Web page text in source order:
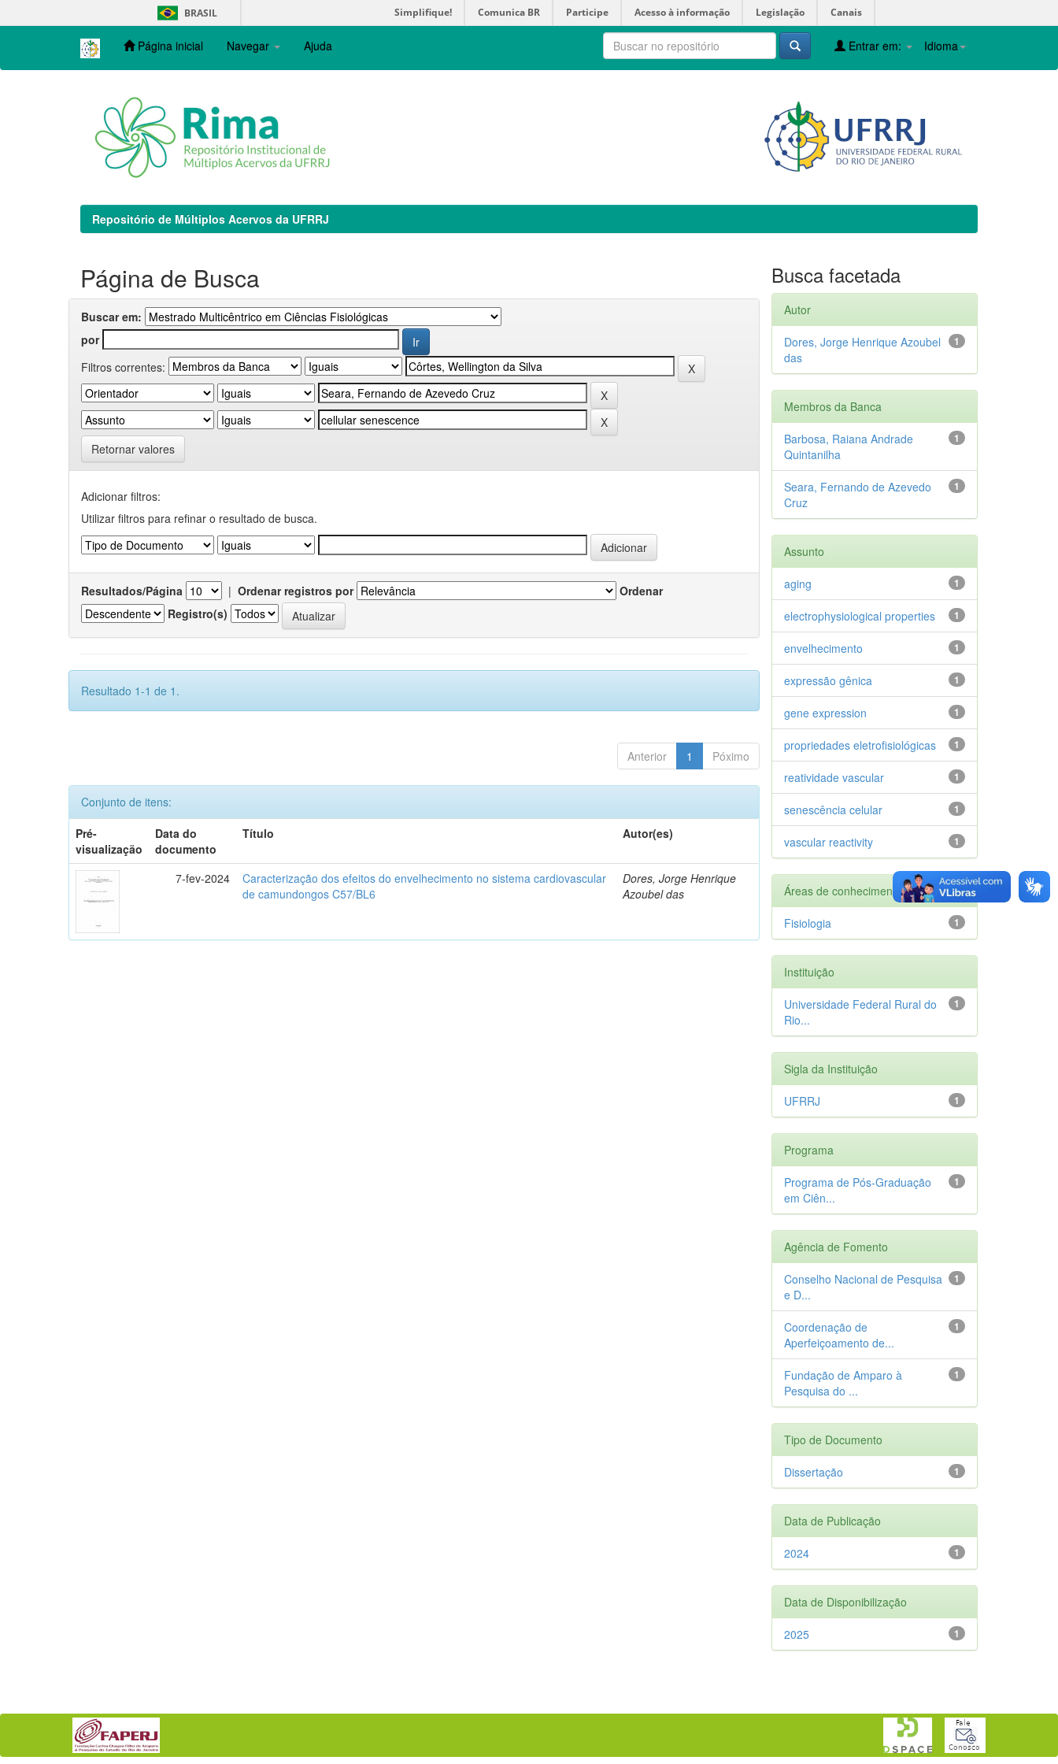
navigation
BRASIL Simplifique! Comunica BR Participe Acesso à informação Legislação Canais
Página inicial Navegar Ajuda Idioma
Entrar em:
Repositório de Múltiplos Acervos da UFRRJ
Página de Busca
Buscar em:
por
Filtros correntes:
Retornar valores
Adicionar filtros:
Utilizar filtros para refinar o resultado de busca.
Resultados/Página | Ordenar registros por
Ordenar
Registro(s)
Resultado 1-1 de 1.
Anterior 1 Póximo
Conjunto de itens:
Pré-
visualização
Data do
documento
Título Autor(es)
7-fev-2024
Caracterização dos efeitos do envelhecimento no sistema cardiovascular
de camundongos C57/BL6
Dores, Jorge Henrique
Azoubel das
Busca facetada
Autor
1
Dores, Jorge Henrique Azoubel
das
Membros da Banca
1
Barbosa, Raiana Andrade
Quintanilha
1
Seara, Fernando de Azevedo
Cruz
Assunto
1
aging
1
electrophysiological properties
1
envelhecimento
1
expressão gênica
1
gene expression
1
propriedades eletrofisiológicas
1
reatividade vascular
1
senescência celular
1
vascular reactivity
Áreas de conhecimento
1
Fisiologia
Instituição
1
Universidade Federal Rural do
Rio...
Sigla da Instituição
1
UFRRJ
Programa
1
Programa de Pós-Graduação
em Ciên...
Agência de Fomento
1
Conselho Nacional de Pesquisa
e D...
1
Coordenação de
Aperfeiçoamento de...
1
Fundação de Amparo à
Pesquisa do ...
Tipo de Documento
1
Dissertação
Data de Publicação
1
2024
Data de Disponibilização
1
2025